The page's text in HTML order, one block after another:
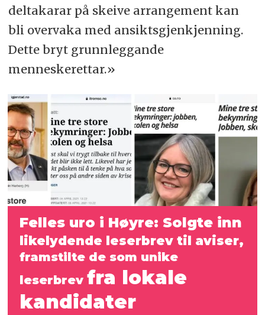
deltakarar på skeive arrangement kan
bli overvaka med ansiktsgjenkjenning.
Dette bryt grunnleggande
menneskerettar.»
Felles uro i Høyre: Solgte inn
likelydende leserbrev til aviser,
framstilte de som unike
leserbrevfra lokale
kandidater